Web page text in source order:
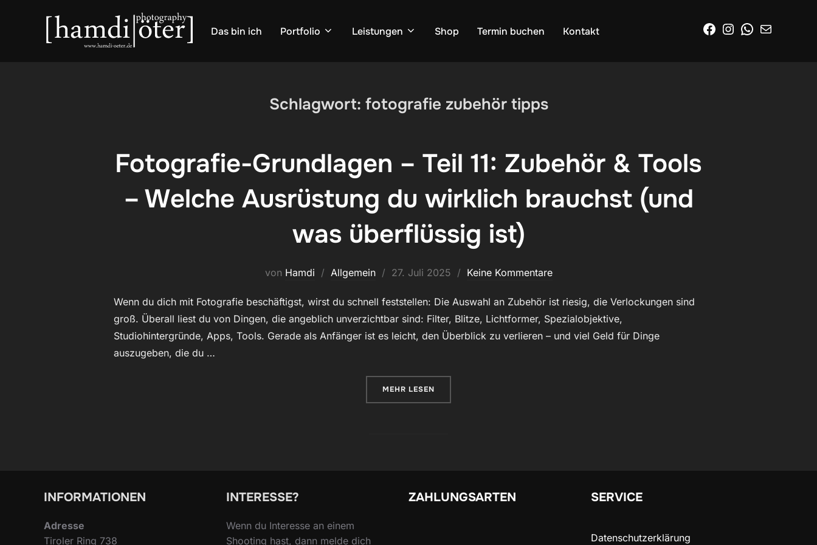
Das bin ich Portfolio Leistungen Shop Termin buchen Kontakt Facebook
Instagram
WhatsApp
E-Mail
Schlagwort: fotografie zubehör tipps
Fotografie-Grundlagen – Teil 11: Zubehör & Tools
– Welche Ausrüstung du wirklich brauchst (und
was überflüssig ist)
von Hamdi Allgemein
Veröffentlicht
27. Juli 2025 Keine Kommentare
Wenn du dich mit Fotografie beschäftigst, wirst du schnell feststellen: Die Auswahl an Zubehör ist riesig, die Verlockungen sind
groß. Überall liest du von Dingen, die angeblich unverzichtbar sind: Filter, Blitze, Lichtformer, Spezialobjektive,
Studiohintergründe, Apps, Tools. Gerade als Anfänger ist es leicht, den Überblick zu verlieren – und viel Geld für Dinge
auszugeben, die du …
MEHR ÜBER „FOTOGRAFIE-GRUNDLAGEN – TEIL 11: ZUBEHÖR & TOOLS – WELCHE AUSRÜSTUNG DU
LESEN
INFORMATIONEN
Adresse
Tiroler Ring 738
INTERESSE?
Wenn du Interesse an einem
Shooting hast, dann melde dich
ZAHLUNGSARTEN SERVICE
Datenschutzerklärung